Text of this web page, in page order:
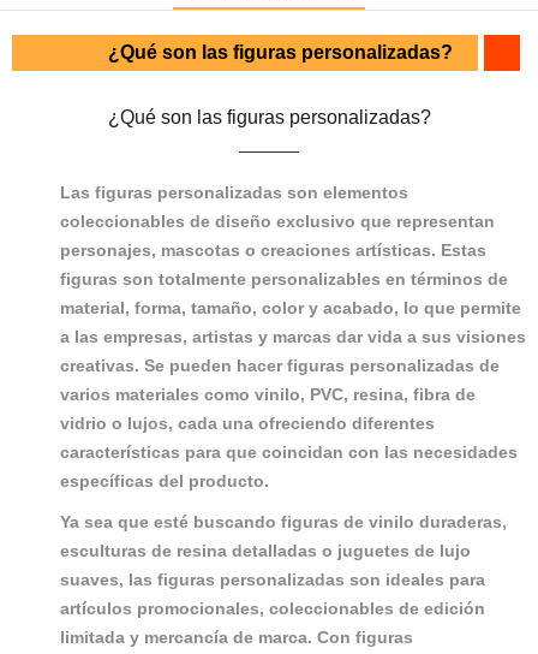
¿Qué son las figuras personalizadas?
¿Qué son las figuras personalizadas?
Las figuras personalizadas son elementos
coleccionables de diseño exclusivo que representan
personajes, mascotas o creaciones artísticas. Estas
figuras son totalmente personalizables en términos de
material, forma, tamaño, color y acabado, lo que permite
a las empresas, artistas y marcas dar vida a sus visiones
creativas. Se pueden hacer figuras personalizadas de
varios materiales como vinilo, PVC, resina, fibra de
vidrio o lujos, cada una ofreciendo diferentes
características para que coincidan con las necesidades
específicas del producto.
Ya sea que esté buscando figuras de vinilo duraderas,
esculturas de resina detalladas o juguetes de lujo
suaves, las figuras personalizadas son ideales para
artículos promocionales, coleccionables de edición
limitada y mercancía de marca. Con figuras